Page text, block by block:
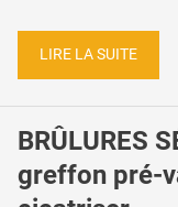
LIRE LA SUITE
BRÛLURES
greffon pré-